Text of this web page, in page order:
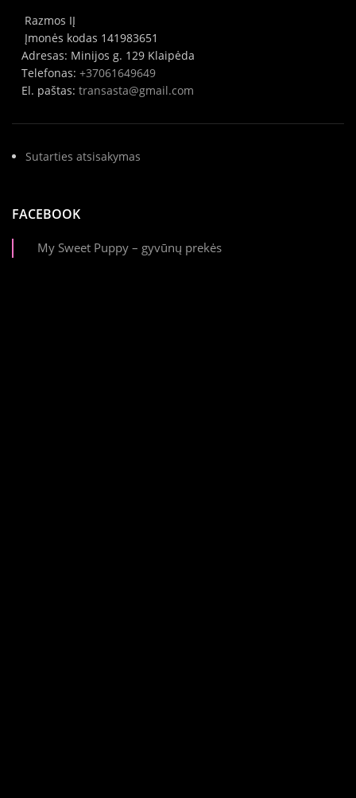
Razmos IĮ
Įmonės kodas 141983651
Adresas: Minijos g. 129 Klaipėda
Telefonas: +37061649649
El. paštas: transasta@gmail.com
Sutarties atsisakymas
FACEBOOK
My Sweet Puppy – gyvūnų prekės